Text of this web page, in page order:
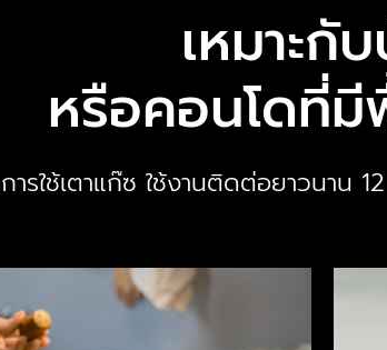
เหมาะกั
หรือคอนโดที่
ารใช้เตาแก๊ซ ใช้งานติดต่อยาวนาน